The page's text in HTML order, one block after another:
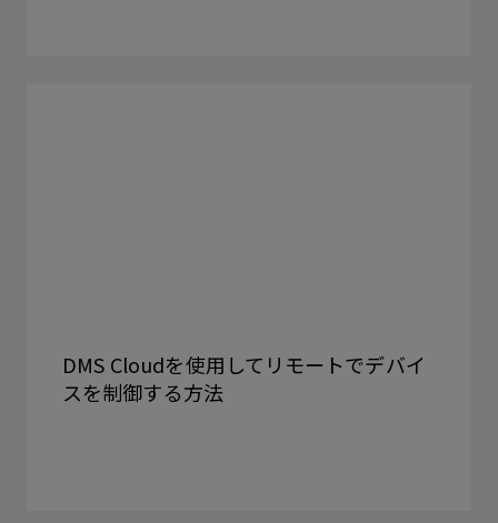
DMS Cloudを使用してリモートでデバイ
スを制御する方法